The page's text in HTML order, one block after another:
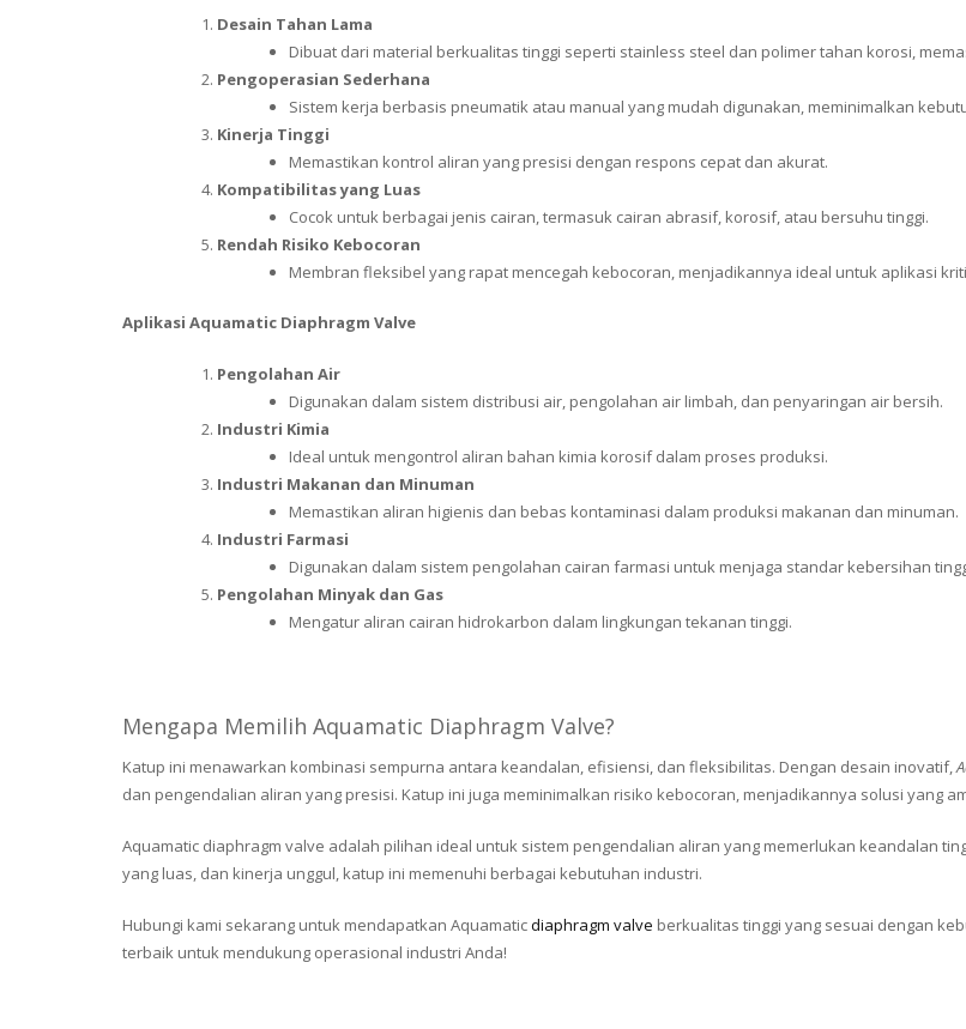
Desain Tahan Lama
Dibuat dari material berkualitas tinggi seperti stainless steel dan polimer tahan korosi,
Pengoperasian Sederhana
Sistem kerja berbasis pneumatik atau manual yang mudah digunakan, meminimalkan
Kinerja Tinggi
Memastikan kontrol aliran yang presisi dengan respons cepat dan akurat.
Kompatibilitas yang Luas
Cocok untuk berbagai jenis cairan, termasuk cairan abrasif, korosif, atau bersuhu tinggi.
Rendah Risiko Kebocoran
Membran fleksibel yang rapat mencegah kebocoran, menjadikannya ideal untuk aplikasi
Aplikasi Aquamatic Diaphragm Valve
Pengolahan Air
Digunakan dalam sistem distribusi air, pengolahan air limbah, dan penyaringan air bersih.
Industri Kimia
Ideal untuk mengontrol aliran bahan kimia korosif dalam proses produksi.
Industri Makanan dan Minuman
Memastikan aliran higienis dan bebas kontaminasi dalam produksi makanan dan minuman.
Industri Farmasi
Digunakan dalam sistem pengolahan cairan farmasi untuk menjaga standar kebersihan
Pengolahan Minyak dan Gas
Mengatur aliran cairan hidrokarbon dalam lingkungan tekanan tinggi.
Mengapa Memilih Aquamatic Diaphragm Valve?
Katup ini menawarkan kombinasi sempurna antara keandalan, efisiensi, dan fleksibilitas. Dengan desain inovatif,
dan pengendalian aliran yang presisi. Katup ini juga meminimalkan risiko kebocoran, menjadikannya solusi yang
Aquamatic diaphragm valve adalah pilihan ideal untuk sistem pengendalian aliran yang memerlukan keandalan
yang luas, dan kinerja unggul, katup ini memenuhi berbagai kebutuhan industri.
Hubungi kami sekarang untuk mendapatkan Aquamaticdiaphragm valve berkualitas tinggi yang sesuai dengan
terbaik untuk mendukung operasional industri Anda!